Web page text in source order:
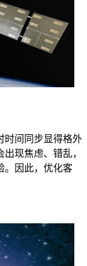
时间同步显得格外
现焦虑、错乱，
。因此，优化客